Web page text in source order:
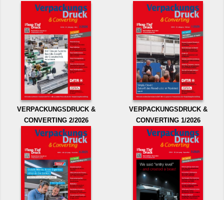
VERPACKUNGSDRUCK &
CONVERTING 2/2026
VERPACKUNGSDRUCK &
CONVERTING 1/2026